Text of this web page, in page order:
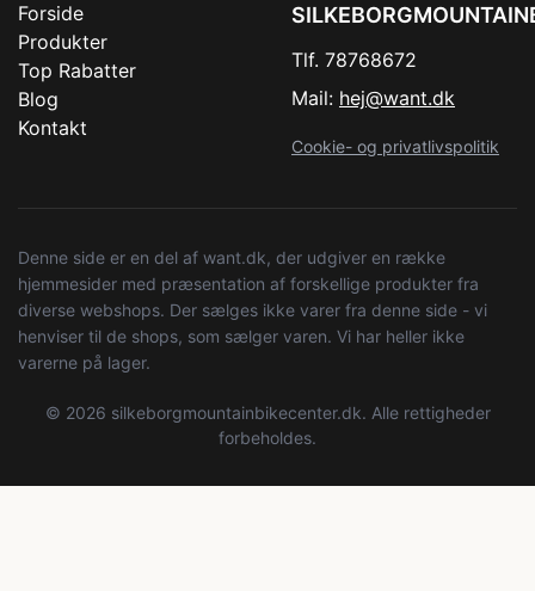
Forside
Produkter
Top Rabatter
Blog
Kontakt
Tlf. 78768672
Mail: hej@want.dk
Cookie- og privatlivspolitik
Denne side er en del af want.dk, der udgiver en række
hjemmesider med præsentation af forskellige produkter fra
diverse webshops. Der sælges ikke varer fra denne side - vi
henviser til de shops, som sælger varen. Vi har heller ikke
varerne på lager.
© 2026 silkeborgmountainbikecenter.dk. Alle rettigheder
forbeholdes.